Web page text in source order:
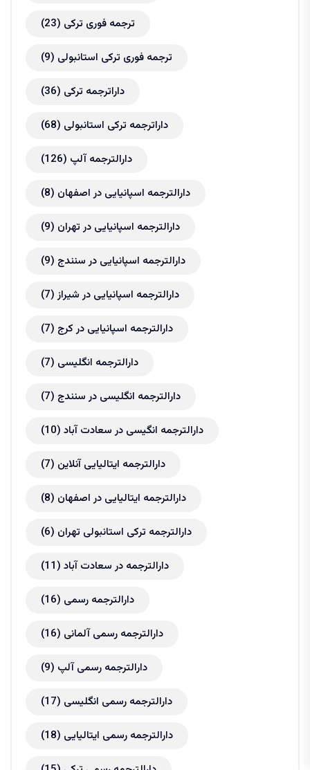
ترجمه فوری ترکی (23)
ترجمه فوری ترکی استانبولی (9)
داراترجمه ترکی (36)
داراترجمه ترکی استانبولی (68)
دارالترجمه آلپ (126)
دارالترجمه اسپانیایی در اصفهان (8)
دارالترجمه اسپانیایی در تهران (9)
دارالترجمه اسپانیایی در سنندج (9)
دارالترجمه اسپانیایی در شیراز(7)
دارالترجمه اسپانیایی در کرج (7)
دارالترجمه انگلیسی (7)
دارالترجمه انگلیسی در سنندج (7)
دارالترجمه انگیسی در سعادت آباد (10)
دارالترجمه ایتالیایی آنلاین (7)
دارالترجمه ایتالیایی در اصفهان (8)
دارالترجمه ترکی استانبولی تهران (6)
دارالترجمه در سعادت آباد (11)
دارالترجمه رسمی (16)
دارالترجمه رسمی آلمانی (16)
دارالترجمه رسمی آلپ (9)
دارالترجمه رسمی انگلیسی (17)
دارالترجمه رسمی ایتالیایی (18)